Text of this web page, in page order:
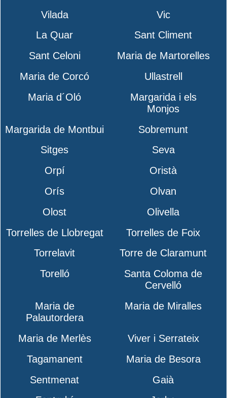
Vilada
Vic
La Quar
Sant Climent
Sant Celoni
Maria de Martorelles
Maria de Corcó
Ullastrell
Maria d´Oló
Margarida i els
Monjos
Margarida de Montbui
Sobremunt
Sitges
Seva
Orpí
Oristà
Orís
Olvan
Olost
Olivella
Torrelles de Llobregat
Torrelles de Foix
Torrelavit
Torre de Claramunt
Torelló
Santa Coloma de
Cervelló
Maria de
Palautordera
Maria de Miralles
Maria de Merlès
Viver i Serrateix
Tagamanent
Maria de Besora
Sentmenat
Gaià